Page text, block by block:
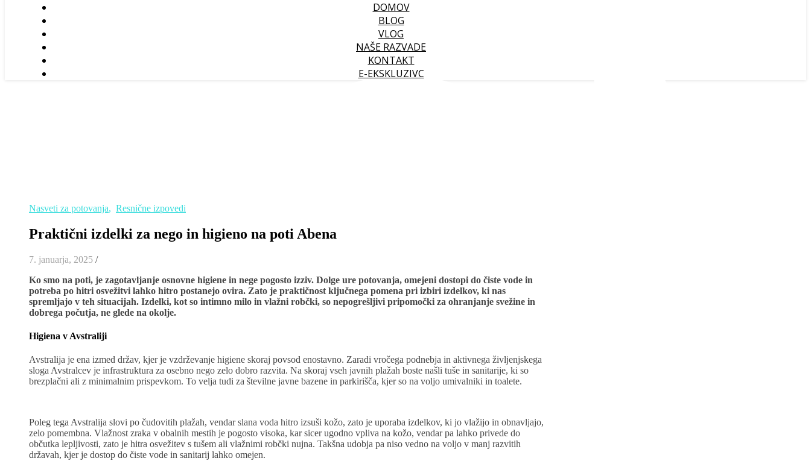
DOMOV
BLOG
VLOG
NAŠE RAZVADE
KONTAKT
E-EKSKLUZIVC
Nasveti za potovanja, Resnične izpovedi
Praktični izdelki za nego in higieno na poti Abena
7. januarja, 2025 /
Ko smo na poti, je zagotavljanje osnovne higiene in nege pogosto izziv. Dolge ure potovanja, omejeni dostopi do čiste vode in
potreba po hitri osvežitvi lahko hitro postanejo ovira. Zato je praktičnost ključnega pomena pri izbiri izdelkov, ki nas
spremljajo v teh situacijah. Izdelki, kot so intimno milo in vlažni robčki, so nepogrešljivi pripomočki za ohranjanje svežine in
dobrega počutja, ne glede na okolje.
Higiena v Avstraliji
Avstralija je ena izmed držav, kjer je vzdrževanje higiene skoraj povsod enostavno. Zaradi vročega podnebja in aktivnega življenjskega
sloga Avstralcev je infrastruktura za osebno nego zelo dobro razvita. Na skoraj vseh javnih plažah boste našli tuše in sanitarije, ki so
brezplačni ali z minimalnim prispevkom. To velja tudi za številne javne bazene in parkirišča, kjer so na voljo umivalniki in toalete.
Poleg tega Avstralija slovi po čudovitih plažah, vendar slana voda hitro izsuši kožo, zato je uporaba izdelkov, ki jo vlažijo in obnavljajo,
zelo pomembna. Vlažnost zraka v obalnih mestih je pogosto visoka, kar sicer ugodno vpliva na kožo, vendar pa lahko privede do
občutka lepljivosti, zato je hitra osvežitev s tušem ali vlažnimi robčki nujna. Takšna udobja pa niso vedno na voljo v manj razvitih
državah, kjer je dostop do čiste vode in sanitarij lahko omejen.